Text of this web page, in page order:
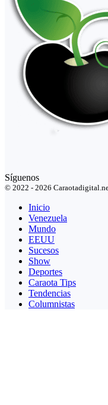
Síguenos
© 2022 - 2026
Inicio
Venezuela
Mundo
EEUU
Sucesos
Show
Deportes
Caraota Tips
Tendencias
Columnistas